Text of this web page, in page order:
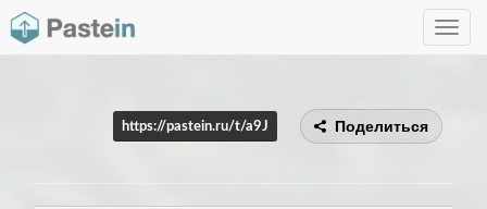
Toggle
https://pastein.ru/t/a9J Поделиться